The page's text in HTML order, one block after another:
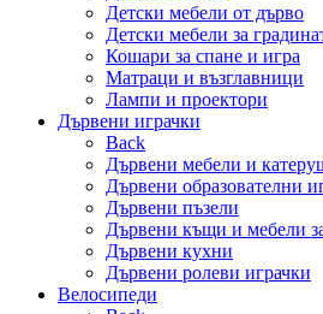
Детски мебели от дърво
Детски мебели за
Кошари за спане и игра
Матраци и възглавници
Лампи и проектори
Дървени играчки
Back
Дървени мебели и
Дървени образователни
Дървени пъзели
Дървени къщи и мебели
Дървени кухни
Дървени ролеви играчки
Велосипеди